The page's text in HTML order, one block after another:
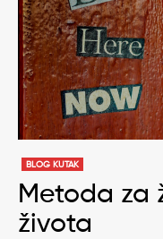
BLOG KUTAK
Metoda za
života